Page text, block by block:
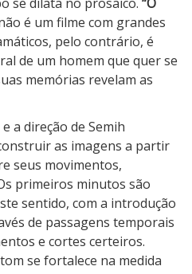
é um filme com grandes
pelo contrário, é
de um homem que quer se
memórias revelam as
a direção de Semih
as imagens a partir
seus movimentos,
primeiros minutos são
sentido, com a introdução
de passagens temporais
e cortes certeiros.
se fortalece na medida